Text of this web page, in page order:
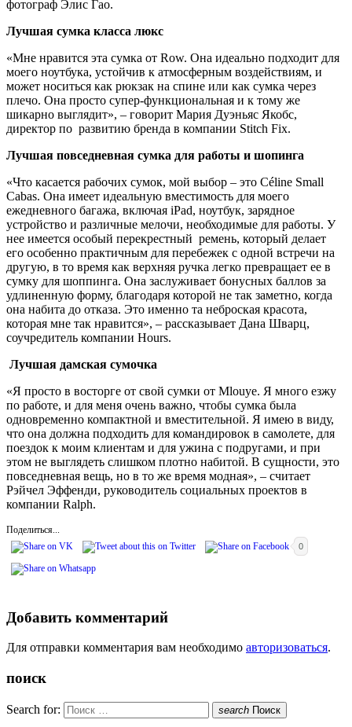
фотограф Элис Гао.
Лучшая сумка класса люкс
«Мне нравится эта сумка от Row. Она идеально подходит для
моего ноутбука, устойчив к атмосферным воздействиям, и
может носиться как рюкзак на спине или как сумка через
плечо. Она просто супер-функциональная и к тому же
шикарно выглядит», – говорит Мария Дуэньяс Якобс,
директор по развитию бренда в компании Stitch Fix.
Лучшая повседневная сумка для работы и шопинга
«Что касается рабочих сумок, мой выбор – это Céline Small
Cabas. Она имеет идеальную вместимость для моего
ежедневного багажа, включая iPad, ноутбук, зарядное
устройство и различные мелочи, необходимые для работы. У
нее имеется особый перекрестный ремень, который делает
его особенно практичным для перебежек с одной встречи на
другую, в то время как верхняя ручка легко превращает ее в
сумку для шоппинга. Она заслуживает бонусных баллов за
удлиненную форму, благодаря которой не так заметно, когда
она набита до отказа. Это именно та неброская красота,
которая мне так нравится», – рассказывает Дана Шварц,
соучредитель компании Hours.
Лучшая дамская сумочка
«Я просто в восторге от свой сумки от Mlouye. Я много езжу
по работе, и для меня очень важно, чтобы сумка была
одновременно компактной и вместительной. Я имею в виду,
что она должна подходить для командировок в самолете, для
поездок к моим клиентам и для ужина с подругами, и при
этом не выглядеть слишком плотно набитой. В сущности, это
повседневная вещь, но в то же время модная», – считает
Рэйчел Эффенди, руководитель социальных проектов в
компании Ralph.
Поделиться...
0
Добавить комментарий
Для отправки комментария вам необходимо авторизоваться.
поиск
Search for: search Поиск